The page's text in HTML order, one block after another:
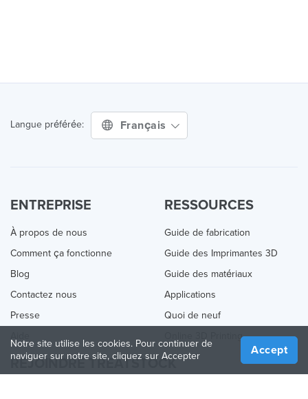
Langue préférée: Français
ENTREPRISE
À propos de nous
Comment ça fonctionne
Blog
Contactez nous
Presse
RESSOURCES
Guide de fabrication
Guide des Imprimantes 3D
Guide des matériaux
Applications
Quoi de neuf
Online 3D Printing
REJOINDRE TREATSTOCK
Notre site utilise les cookies. Pour continuer de
naviguer sur notre site, cliquez sur Accepter
Accept